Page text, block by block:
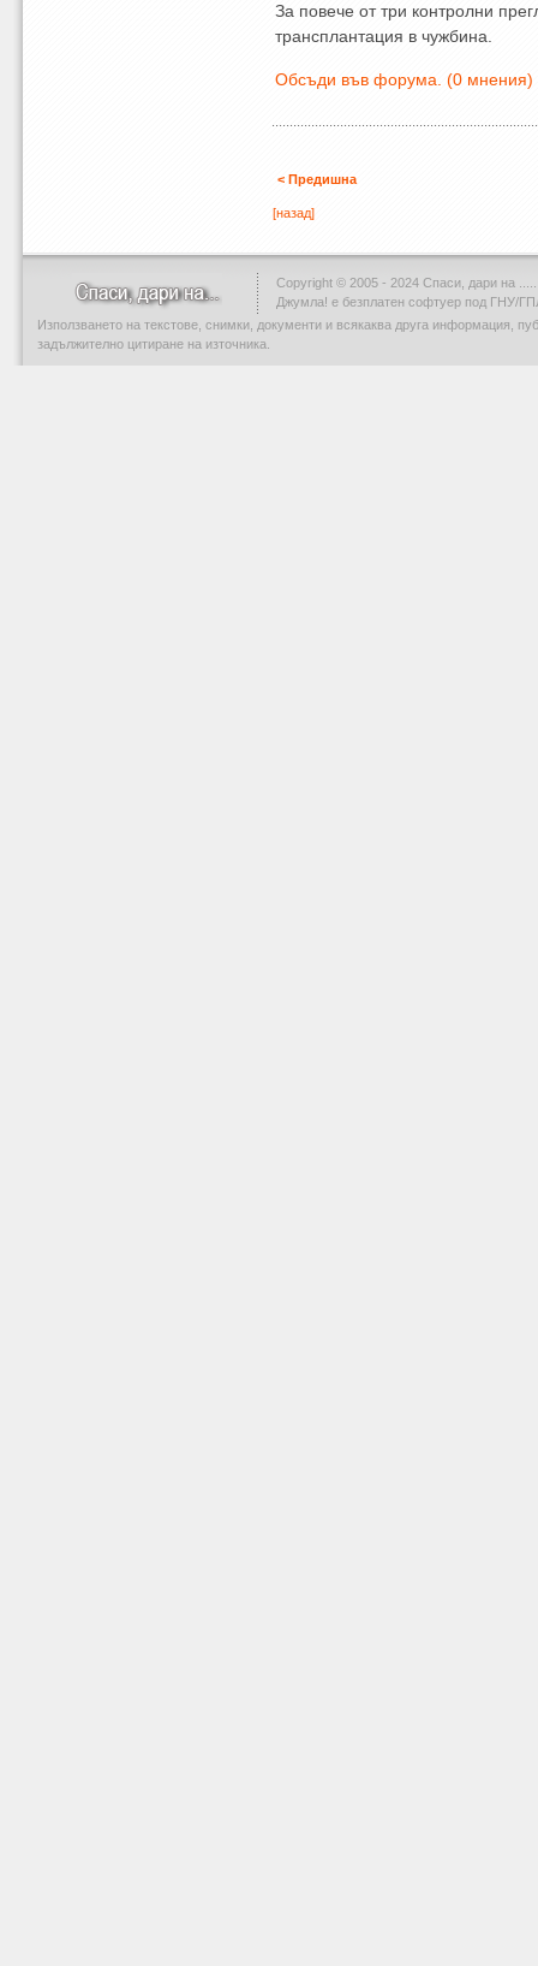
За повече от три контролни
трансплантация в чужбина.
Обсъди във форума. (0 мнения)
< Предишна
[назад]
Copyright © 2005 - 2024 Спаси, дари на .....
Джумла! е безплатен софтуер под ГНУ/
Използването на текстове, снимки, документи и всякаква друга информация,
задължително цитиране на източника.